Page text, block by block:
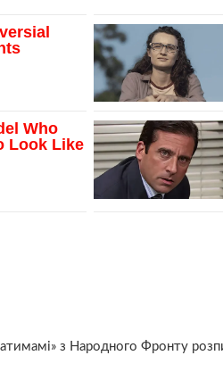
з Народного Фронту